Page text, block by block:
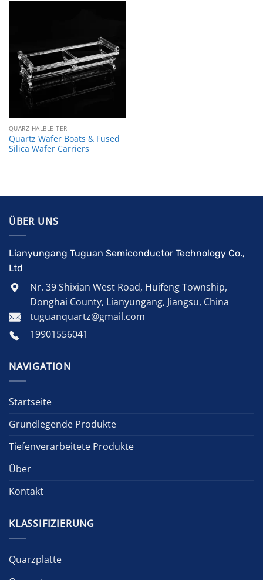
QUARZ-HALBLEITER
Quartz Wafer Boats & Fused
Silica Wafer Carriers
ÜBER UNS
Lianyungang Tuguan Semiconductor Technology Co.,
Ltd
Nr. 39 Shixian West Road, Huifeng Township,
Donghai County, Lianyungang, Jiangsu, China
tuguanquartz@gmail.com
19901556041
NAVIGATION
Startseite
Grundlegende Produkte
Tiefenverarbeitete Produkte
Über
Kontakt
KLASSIFIZIERUNG
Quarzplatte